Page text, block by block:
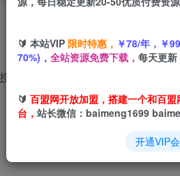
🔰 本站VIP 限时特惠， ￥78/年，￥
70%)， 全站资源免费下载， 每天更新
🔰 百盟网开放加盟，搭建一个和百
台， 站长微信：baimeng1699
开通VIP